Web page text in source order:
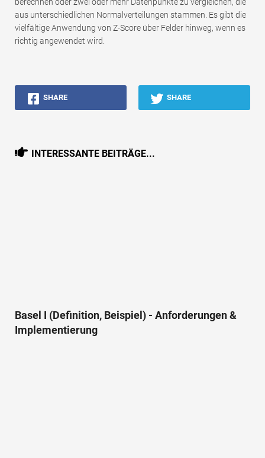
aus unterschiedlichen Normalverteilungen stammen. Es gibt die
vielfältige Anwendung von Z-Score über Felder hinweg, wenn es
richtig angewendet wird.
SHARE SHARE
INTERESSANTE BEITRÄGE...
Basel I (Definition, Beispiel) - Anforderungen &
Implementierung